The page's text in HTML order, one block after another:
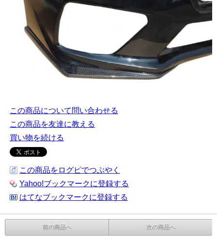
この商品について問い合わせる
この商品を友達に教える
買い物を続ける
この商品をログピでつぶやく
Yahoo!ブックマークに登録する
はてなブックマークに登録する
前の商品へ 次の商品へ